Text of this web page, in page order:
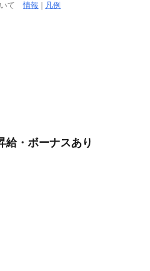
いて情報 凡例
給・ボーナスあり